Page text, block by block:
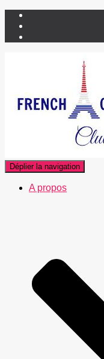
Déplier la navigation
A propos